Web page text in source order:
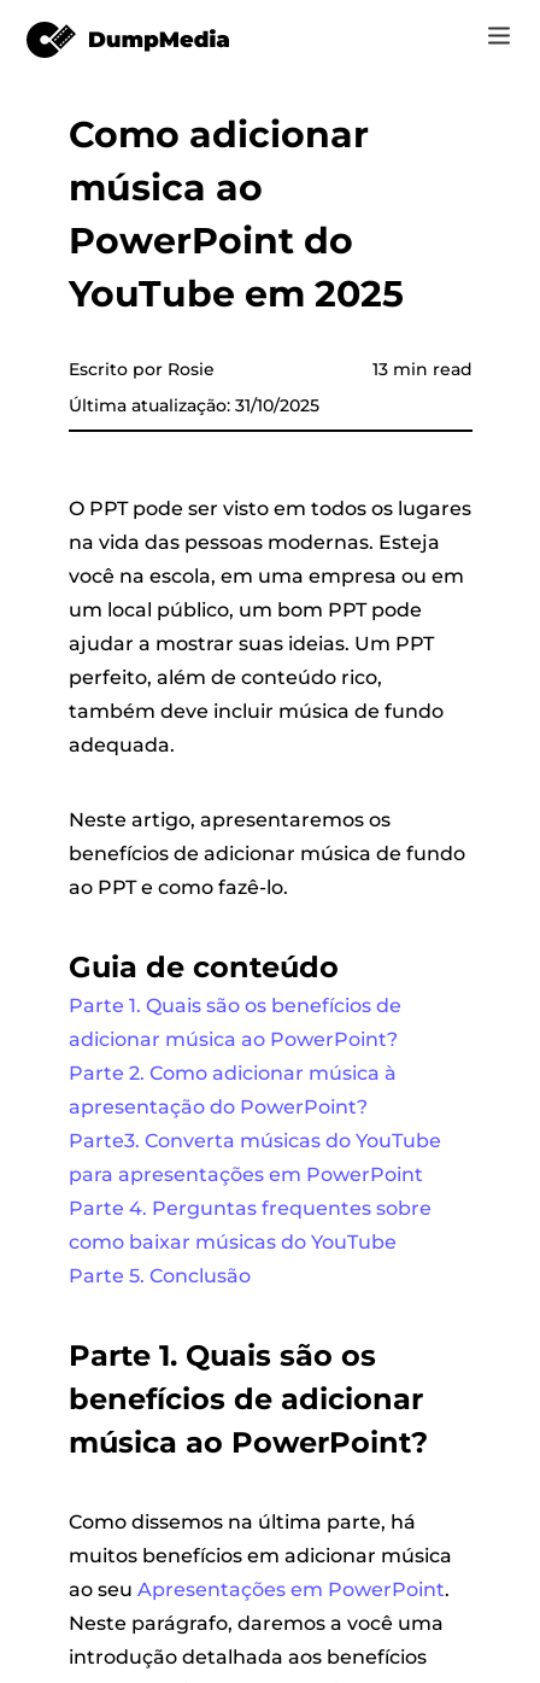
Music
Vídeo
Ferramentas on-line
Spotify para mp3
Suporte
Log In
Registrar
Como adicionar
música ao
PowerPoint do
YouTube em 2025
Escrito por Rosie
Última atualização: 31/10/2025
13 min read
O PPT pode ser visto em todos os lugares
na vida das pessoas modernas. Esteja
você na escola, em uma empresa ou em
um local público, um bom PPT pode
ajudar a mostrar suas ideias. Um PPT
perfeito, além de conteúdo rico,
também deve incluir música de fundo
adequada.
Neste artigo, apresentaremos os
benefícios de adicionar música de fundo
ao PPT e como fazê-lo.
Guia de conteúdo
Parte 1. Quais são os benefícios de
adicionar música ao PowerPoint?
Parte 2. Como adicionar música à
apresentação do PowerPoint?
Parte3. Converta músicas do YouTube
para apresentações em PowerPoint
Parte 4. Perguntas frequentes sobre
como baixar músicas do YouTube
Parte 5. Conclusão
Parte 1. Quais são os
benefícios de adicionar
música ao PowerPoint?
Como dissemos na última parte, há
muitos benefícios em adicionar música
ao seu Apresentações em PowerPoint.
Neste parágrafo, daremos a você uma
introdução detalhada aos benefícios